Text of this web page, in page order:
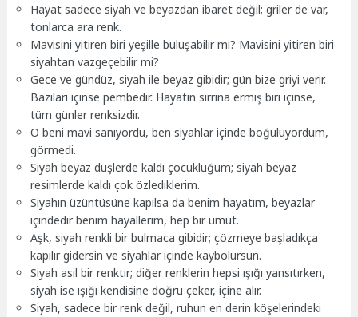
Hayat sadece siyah ve beyazdan ibaret değil; griler de var,
tonlarca ara renk.
Mavisini yitiren biri yeşille buluşabilir mi? Mavisini yitiren biri
siyahtan vazgeçebilir mi?
Gece ve gündüz, siyah ile beyaz gibidir; gün bize griyi verir.
Bazıları içinse pembedir. Hayatın sırrına ermiş biri içinse,
tüm günler renksizdir.
O beni mavi sanıyordu, ben siyahlar içinde boğuluyordum,
görmedi.
Siyah beyaz düşlerde kaldı çocukluğum; siyah beyaz
resimlerde kaldı çok özlediklerim.
Siyahın üzüntüsüne kapılsa da benim hayatım, beyazlar
içindedir benim hayallerim, hep bir umut.
Aşk, siyah renkli bir bulmaca gibidir; çözmeye başladıkça
kapılır gidersin ve siyahlar içinde kaybolursun.
Siyah asil bir renktir; diğer renklerin hepsi ışığı yansıtırken,
siyah ise ışığı kendisine doğru çeker, içine alır.
Siyah, sadece bir renk değil, ruhun en derin köşelerindeki